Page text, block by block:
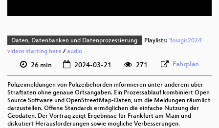
Daten, Datenbanken und Datenprozessierung Playlists: 'fossgis2024'
videos starting here /audio
26 min 2024-03-21 271 Fahrplan
Polizeimeldungen von Polizeibehörden informieren unter anderem über
Straftaten ohne genaue Ortsangaben. Ein Prozessablauf kombiniert Open
Source Software und OpenStreetMap-Daten, um die Meldungen räumlich
darzustellen. Offene Standards ermöglichen die einfache Nutzung der
Geodaten. Der Vortrag zeigt Ergebnisse für Frankfurt am Main und
diskutiert Herausforderungen sowie mögliche Verbesserungen.